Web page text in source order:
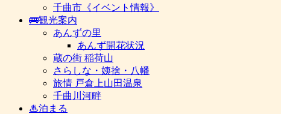
千曲市《イベント情報》
🚌観光案内
あんずの里
あんず開花状況
蔵の街 稲荷山
さらしな・姨捨・八幡
旅情 戸倉上山田温泉
千曲川河畔
♨泊まる